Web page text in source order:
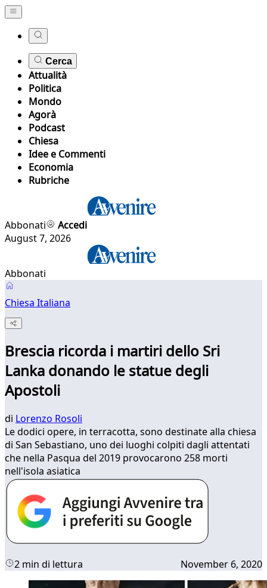
Cerca
Attualità
Politica
Mondo
Agorà
Podcast
Chiesa
Idee e Commenti
Economia
Rubriche
Abbonati
Accedi
August 7, 2026
Abbonati
Chiesa Italiana
Brescia ricorda i martiri dello Sri
Lanka donando le statue degli
Apostoli
di Lorenzo Rosoli
Le dodici opere, in terracotta, sono destinate alla chiesa
di San Sebastiano, uno dei luoghi colpiti dagli attentati
che nella Pasqua del 2019 provocarono 258 morti
nell'isola asiatica
2 min di lettura November 6, 2020